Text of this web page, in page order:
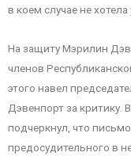
в коем случае не
На защиту Мэрилин
членов
этого навел
Дэвенпорт за критику.
подчеркнул, что
предосудительного в